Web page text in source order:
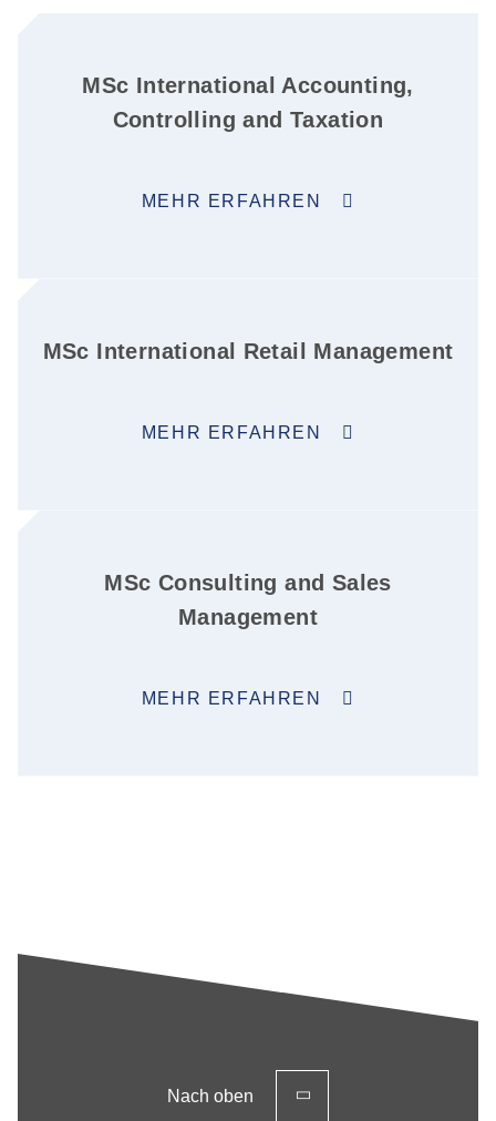
MSc International Accounting,
Controlling and Taxation
MEHR ERFAHREN
MSc International Retail Management
MEHR ERFAHREN
MSc Consulting and Sales
Management
MEHR ERFAHREN
Nach oben